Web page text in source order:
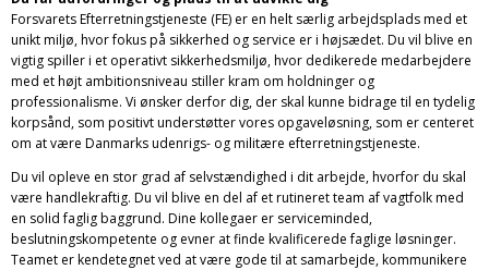
Forsvarets Efterretningstjeneste (FE) er en helt særlig arbejdsplads med et
unikt miljø, hvor fokus på sikkerhed og service er i højsædet. Du vil blive en
vigtig spiller i et operativt sikkerhedsmiljø, hvor dedikerede medarbejdere
med et højt ambitionsniveau stiller kram om holdninger og
professionalisme. Vi ønsker derfor dig, der skal kunne bidrage til en tydelig
korpsånd, som positivt understøtter vores opgaveløsning, som er centeret
om at være Danmarks udenrigs- og militære efterretningstjeneste.
Du vil opleve en stor grad af selvstændighed i dit arbejde, hvorfor du skal
være handlekraftig. Du vil blive en del af et rutineret team af vagtfolk med
en solid faglig baggrund. Dine kollegaer er serviceminded,
beslutningskompetente og evner at finde kvalificerede faglige løsninger.
Teamet er kendetegnet ved at være gode til at samarbejde, kommunikere